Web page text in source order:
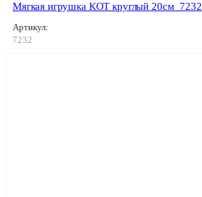
Мягкая игрушка КОТ круглый 20см_7232
Артикул:
7232